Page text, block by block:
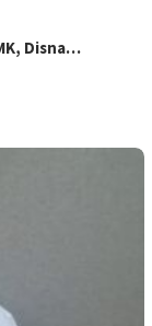
Disna…